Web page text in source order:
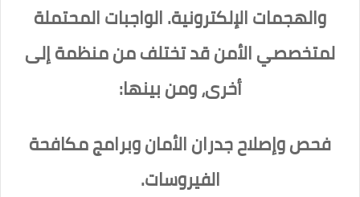
والهجمات الإلكترونية. الواجبات المحتملة
لمتخصصي الأمن قد تختلف من منظمة إلى
أخرى، ومن بينها:
فحص وإصلاح جدران الأمان وبرامج مكافحة
الفيروسات.